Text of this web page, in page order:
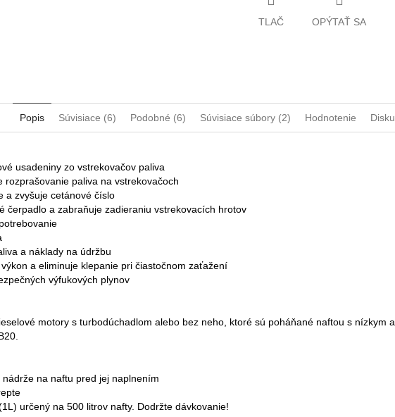
TLAČ OPÝTAŤ SA
Popis Súvisiace (6) Podobné (6) Súvisiace súbory (2) Hodnotenie
usadeniny zo vstrekovačov paliva
rozprašovanie paliva na vstrekovačoch
a zvyšuje cetánové číslo
čerpadlo a zabraňuje zadieraniu vstrekovacích hrotov
a náklady na údržbu
a eliminuje klepanie pri čiastočnom zaťažení
výfukových plynov
motory s turbodúchadlom alebo bez neho, ktoré sú poháňané naftou s nízkym
na naftu pred jej naplnením
určený na 500 litrov nafty. Dodržte dávkovanie!